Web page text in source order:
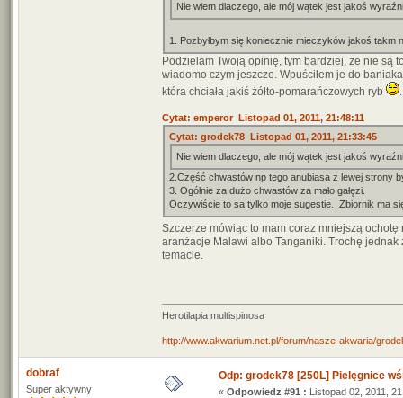
Nie wiem dlaczego, ale mój wątek jest jakoś
1. Pozbyłbym się koniecznie mieczyków jakoś takm
Podzielam Twoją opinię, tym bardziej, że nie są
wiadomo czym jeszcze. Wpuściłem je do
która chciała jakiś żółto-pomarańczowych ryb
Cytat: emperor Listopad 01, 2011, 21:48:11
Cytat: grodek78 Listopad 01, 2011, 21:33:45
Nie wiem dlaczego, ale mój wątek jest jakoś
2.Część chwastów np tego anubiasa z lewej strony
3. Ogólnie za dużo chwastów za mało gałęzi.
Oczywiście to sa tylko moje sugestie. Zbiornik ma
Szczerze mówiąc to mam coraz mniejszą
aranżacje Malawi albo Tanganiki. Trochę
temacie.
Herotilapia multispinosa
http://www.akwarium.net.pl/forum/nasze-akwaria/
dobraf
Super aktywny
Odp: grodek78 [250L] Pielęgnice
« Odpowiedz #91 : Listopad 02, 2011,